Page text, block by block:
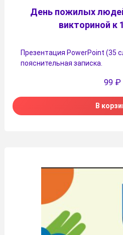
День пожилых
викториной к
Презентация PowerPoint (35
пояснительная записка.
99 ₽
В